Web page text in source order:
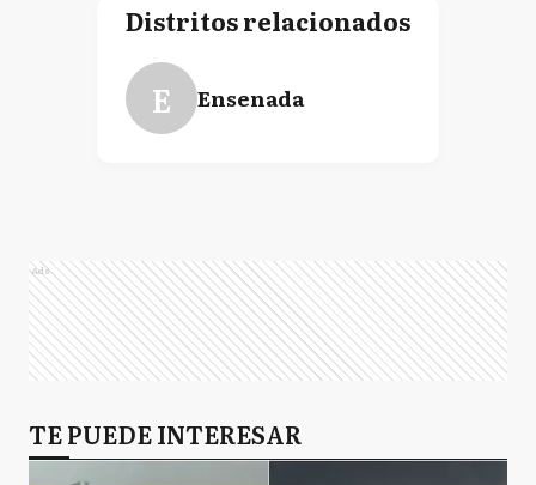
Distritos relacionados
E Ensenada
Ads
TE PUEDE INTERESAR